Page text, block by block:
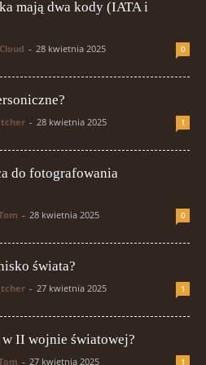
mają dwa kody (IATA i
- 28 kwietnia 2025 0
- 28 kwietnia 2025 1
do fotografowania
- 28 kwietnia 2025 0
świata?
- 27 kwietnia 2025 1
II wojnie światowej?
- 27 kwietnia 2025 1